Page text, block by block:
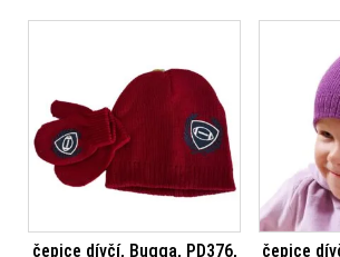
čepice dívčí, Bugga, PD376,
čepice